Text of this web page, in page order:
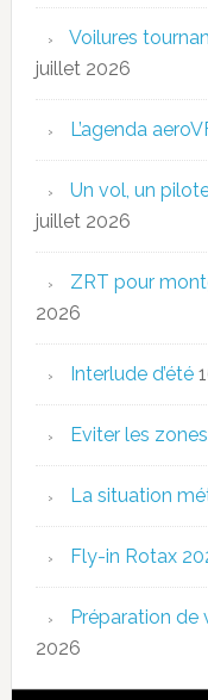
Voilures
juillet 2026
L’agenda
Un vol, un
juillet 2026
ZRT pour
2026
Interlude d’été
Eviter les
La situation
Fly-in Rotax
Préparation de
2026